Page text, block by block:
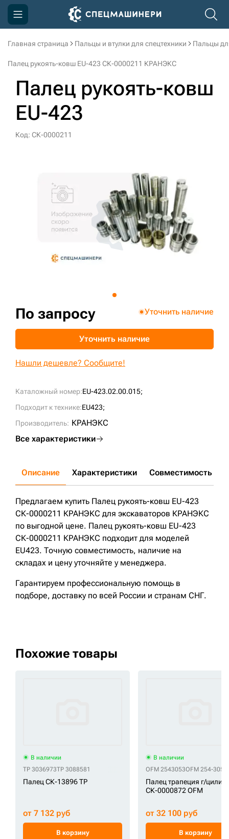
Главная страница Пальцы и втулки для спецтехники Пальцы
Палец рукоять-ковш EU-423 СК-0000211 КРАНЭКС
Палец рукоять-ковш
EU-423
Код: СК-0000211
Каталожный номер:EU-423.02.00.015;
Подходит к технике:EU423;
Производитель: КРАНЭКС
Все характеристики
По запросу Уточнить наличие
Уточнить наличие
Нашли дешевле? Сообщите!
Описание Характеристики Совместимость
Предлагаем купить Палец рукоять-ковш EU-423
СК-0000211 КРАНЭКС для экскаваторов КРАНЭКС
по выгодной цене. Палец рукоять-ковш EU-423
СК-0000211 КРАНЭКС подходит для моделей
EU423. Точную совместимость, наличие на
складах и цену уточняйте у менеджера.
Гарантируем профессиональную помощь в
подборе, доставку по всей России и странам СНГ.
Похожие товары
В наличии
TP 3036973TP 3088581
Палец СК-13896 TP
от 7 132 руб
В корзину
В наличии
OFM 2543053OFM 254-3053
Палец трапеция г/
СК-0000872 OFM
от 32 100 руб
В корзину
Компания
Доставка и оплата
Информация
Контакты
sksale@skdst.ru
+7 (499) 394-50-93